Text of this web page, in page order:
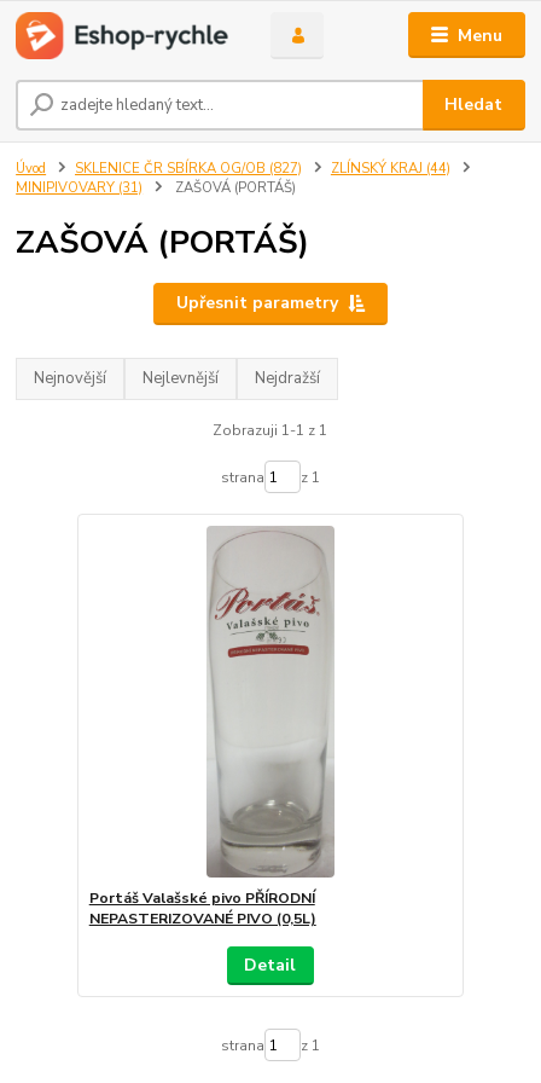
Menu
Hledat
Úvod SKLENICE ČR SBÍRKA OG/OB (827)
ZLÍNSKÝ KRAJ (44)
MINIPIVOVARY (31)
ZAŠOVÁ (PORTÁŠ)
ZAŠOVÁ (PORTÁŠ)
Upřesnit parametry
Nejnovější Nejlevnější Nejdražší
Zobrazuji 1-1 z 1
strana z 1
Portáš Valašské pivo PŘÍRODNÍ
NEPASTERIZOVANÉ PIVO (0,5L)
Detail
strana z 1